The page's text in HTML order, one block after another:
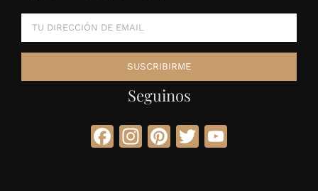
Seguinos
Facebook
Instagram
Pinterest
Twitter